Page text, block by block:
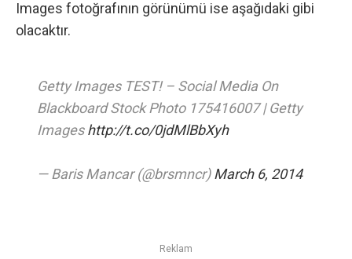
Images fotoğrafının görünümü ise aşağıdaki gibi
olacaktır.
Getty Images TEST! – Social Media On
Blackboard Stock Photo 175416007 | Getty
Imageshttp://t.co/0jdMlBbXyh
— Baris Mancar (@brsmncr)March 6, 2014
Reklam